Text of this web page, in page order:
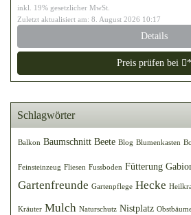
inkl. 19% gesetzlicher MwSt.
Zuletzt aktualisiert am: 8. August 2026 10:17
Details
Preis prüfen bei *
Schlagwörter
Balkon Baumschnitt Beete Blog Blumenkasten
Feinsteinzeug Fliesen Fussboden Fütterung
Gartenfreunde Gartenpflege Hecke
Kräuter Mulch Naturschutz Nistplatz